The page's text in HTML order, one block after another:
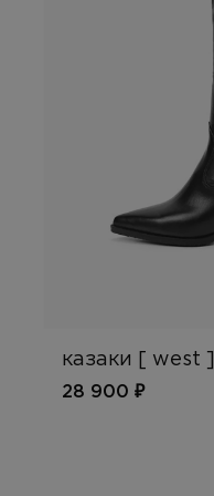
казаки [ west ]
28 900 ₽